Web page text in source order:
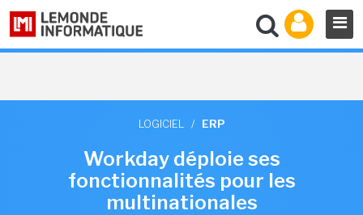
LOGICIEL / ERP
Workday déploie ses
fonctionnalités pour les
multinationales